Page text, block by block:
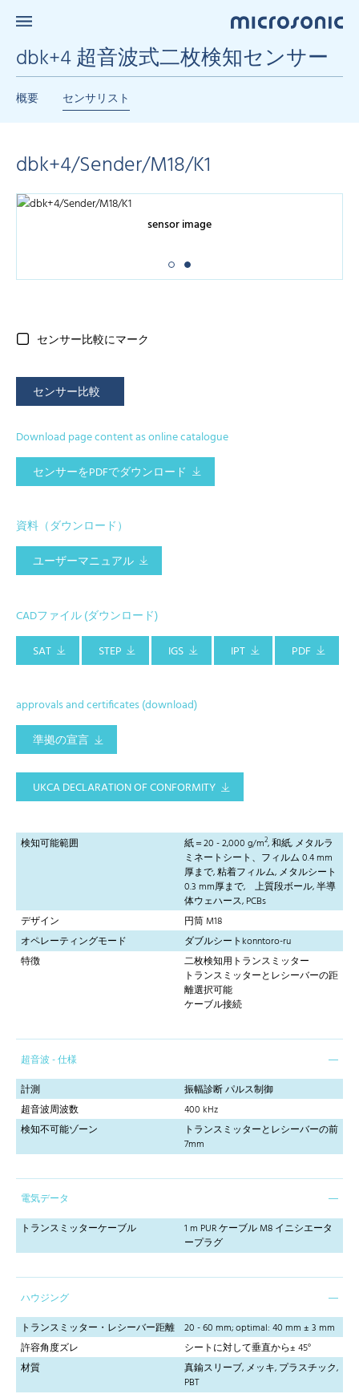
dbk+4 超音波式二枚検知センサー
概要 センサリスト
dbk+4/Sender/M18/K1
sensor image
センサー比較にマーク
センサー比較
Download page content as online catalogue
センサーをPDFでダウンロード
資料（ダウンロード）
ユーザーマニュアル
CADファイル (ダウンロード)
SAT
STEP IGS IPT PDF
approvals and certificates (download)
準拠の宣言
UKCA DECLARATION OF CONFORMITY
検知可能範囲 紙＝20 - 2,000 g/m2, 和紙, メタルラ
ミネートシート、フィルム 0.4 mm
厚まで, 粘着フィルム, メタルシート
0.3 mm厚まで, 上質段ボール, 半導
体ウェハース, PCBs
デザイン
円筒 M18
オペレーティングモード
ダブルシートkonntoro-ru
特徴
二枚検知用トランスミッター
トランスミッターとレシーバーの距
離選択可能
ケーブル接続
超音波 - 仕様
計測
振幅診断 パルス制御
超音波周波数
400 kHz
検知不可能ゾーン
トランスミッターとレシーバーの前
7mm
電気データ
トランスミッターケーブル
1 m PUR ケーブル M8 イニシエータ
ープラグ
ハウジング
トランスミッター・レシーバー距離 20 - 60 mm; optimal: 40 mm ± 3 mm
許容角度ズレ
シートに対して垂直から± 45°
材質
真鍮スリーブ, メッキ, プラスチック,
PBT